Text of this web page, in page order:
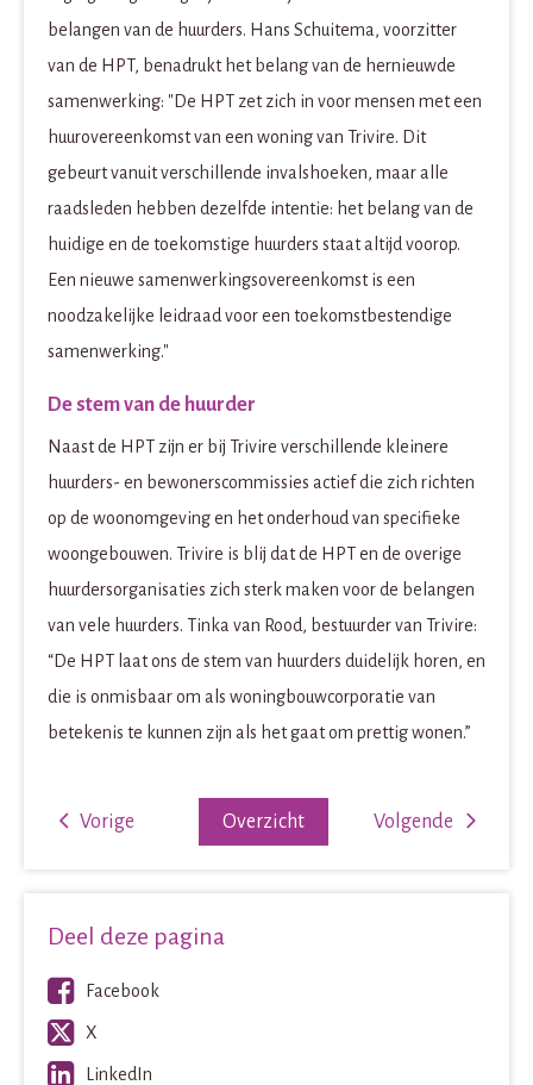
belangen van de huurders. Hans Schuitema, voorzitter
van de HPT, benadrukt het belang van de hernieuwde
samenwerking: "De HPT zet zich in voor mensen met een
huurovereenkomst van een woning van Trivire. Dit
gebeurt vanuit verschillende invalshoeken, maar alle
raadsleden hebben dezelfde intentie: het belang van de
huidige en de toekomstige huurders staat altijd voorop.
Een nieuwe samenwerkingsovereenkomst is een
noodzakelijke leidraad voor een toekomstbestendige
samenwerking."
De stem van de huurder
Naast de HPT zijn er bij Trivire verschillende kleinere
huurders- en bewonerscommissies actief die zich richten
op de woonomgeving en het onderhoud van specifieke
woongebouwen. Trivire is blij dat de HPT en de overige
huurdersorganisaties zich sterk maken voor de belangen
van vele huurders. Tinka van Rood, bestuurder van Trivire:
“De HPT laat ons de stem van huurders duidelijk horen, en
die is onmisbaar om als woningbouwcorporatie van
betekenis te kunnen zijn als het gaat om prettig wonen.”
Volgende
Overzicht
Vorige
Deel deze pagina
Facebook
X
LinkedIn